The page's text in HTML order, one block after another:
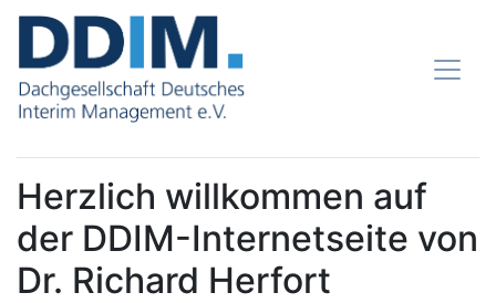
Herzlich willkommen auf
der DDIM-Internetseite von
Dr. Richard Herfort